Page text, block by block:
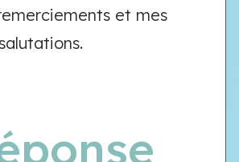
et mes